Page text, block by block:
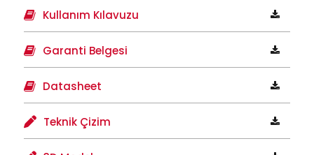
Kullanım Kılavuzu
Garanti Belgesi
Datasheet
Teknik Çizim